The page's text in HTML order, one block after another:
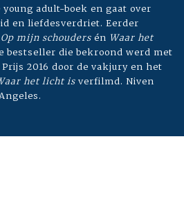
adult-boek en gaat over
en liefdesverdriet. Eerder
Op mijn schouders én Waar het
bestseller die bekroond werd met
2016 door de vakjury en het
het licht is verfilmd. Niven